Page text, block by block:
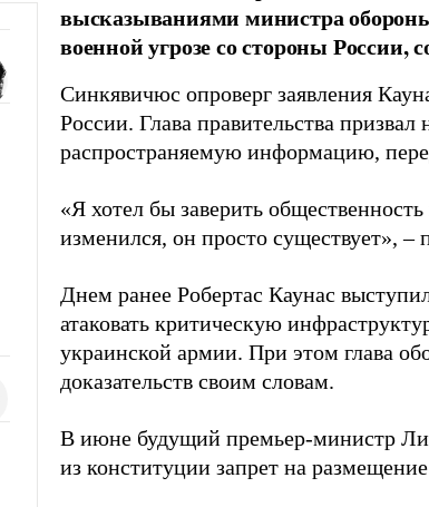
высказываниями министра
военной угрозе со стороны России,
Синкявичюс опроверг заявления
России. Глава правительства
распространяемую информацию,
«Я хотел бы заверить
изменился, он просто существует»,
Днем ранее Робертас Каунас
атаковать критическую
украинской армии. При этом глава
доказательств своим словам.
В июне будущий премьер-министр
из конституции запрет на